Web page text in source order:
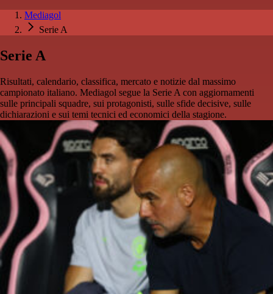
Mediagol
Serie A
Serie A
Risultati, calendario, classifica, mercato e notizie dal massimo
campionato italiano. Mediagol segue la Serie A con aggiornamenti
sulle principali squadre, sui protagonisti, sulle sfide decisive, sulle
dichiarazioni e sui temi tecnici ed economici della stagione.